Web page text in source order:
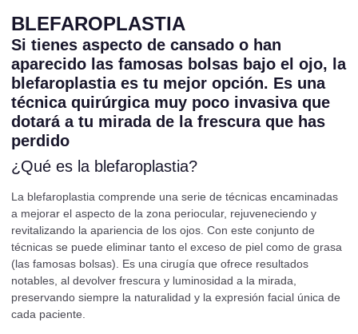
BLEFAROPLASTIA
Si tienes aspecto de cansado o han
aparecido las famosas bolsas bajo el ojo, la
blefaroplastia es tu mejor opción. Es una
técnica quirúrgica muy poco invasiva que
dotará a tu mirada de la frescura que has
perdido
¿Qué es la blefaroplastia?
La blefaroplastia comprende una serie de técnicas encaminadas
a mejorar el aspecto de la zona periocular, rejuveneciendo y
revitalizando la apariencia de los ojos. Con este conjunto de
técnicas se puede eliminar tanto el exceso de piel como de grasa
(las famosas bolsas). Es una cirugía que ofrece resultados
notables, al devolver frescura y luminosidad a la mirada,
preservando siempre la naturalidad y la expresión facial única de
cada paciente.